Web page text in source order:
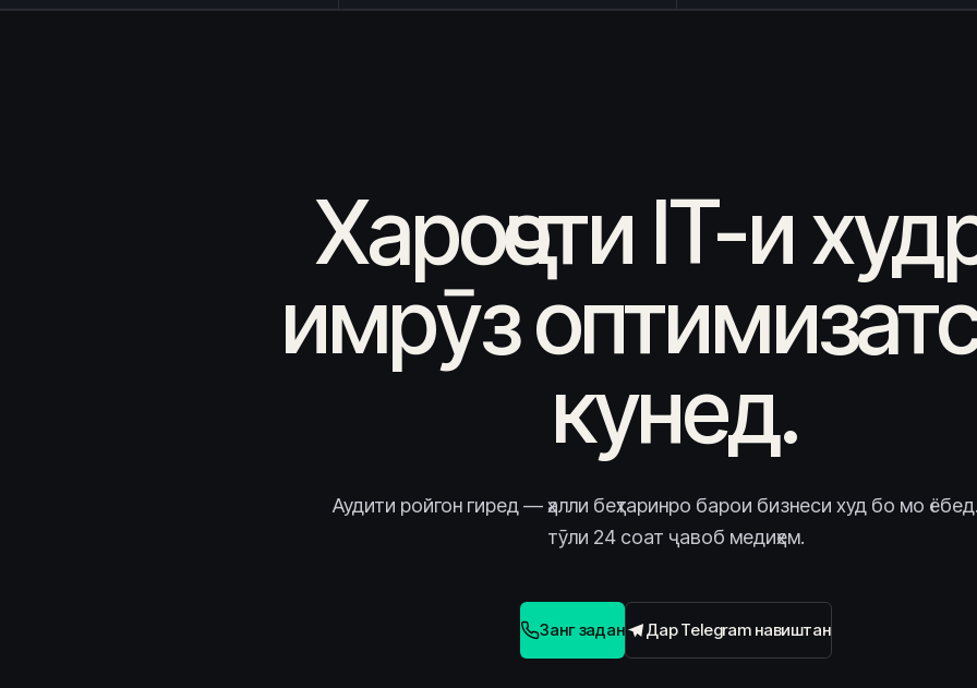
Хароҷоти IT-и
имрӯз
кунед.
Аудити ройгон гиред — ҳалли беҳтаринро барои бизнеси худ бо мо
тӯли 24 соат ҷавоб медиҳем.
Занг задан Дар Telegram навиштан